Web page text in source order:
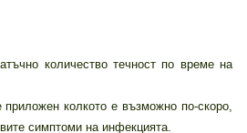
количество течност по време на
колкото е възможно по-скоро,
симптоми на инфекцията.